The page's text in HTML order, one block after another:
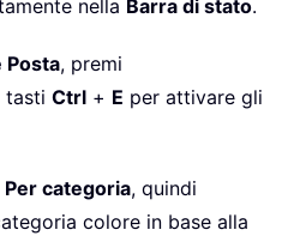
nella Barra di stato.
Posta, premi
tasti Ctrl + E per attivare gli
Per categoria, quindi
colore in base alla